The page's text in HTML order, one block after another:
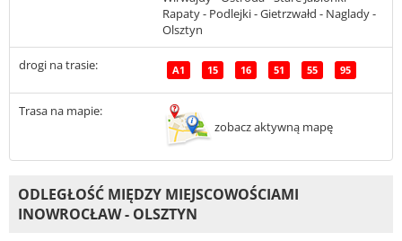
Rapaty - Podlejki - Gietrzwałd - Naglady -
Olsztyn
drogi na trasie: A1 15 16 51 55 95
Trasa na mapie:
zobacz aktywną mapę
ODLEGŁOŚĆ MIĘDZY MIEJSCOWOŚCIAMI
INOWROCŁAW - OLSZTYN